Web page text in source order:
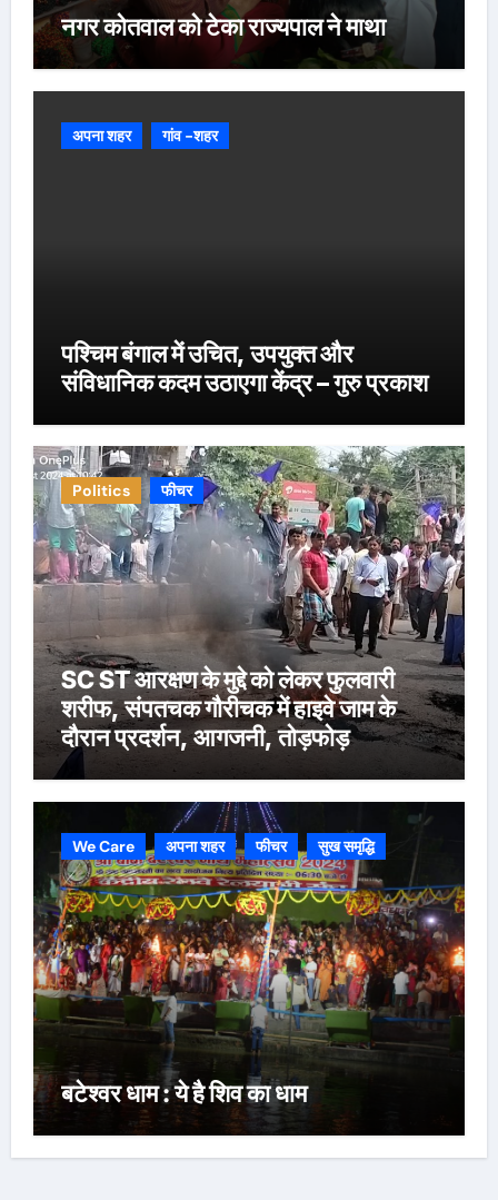
नगर कोतवाल को टेका राज्यपाल ने माथा
अपना शहर गांव -शहर
पश्चिम बंगाल में उचित, उपयुक्त और
संविधानिक कदम उठाएगा केंद्र – गुरु प्रकाश
Politics फीचर
SC ST आरक्षण के मुद्दे को लेकर फुलवारी
शरीफ, संपतचक गौरीचक में हाइवे जाम के
दौरान प्रदर्शन, आगजनी, तोड़फोड़
We Care अपना शहर फीचर सुख समृद्धि
बटेश्वर धाम : ये है शिव का धाम